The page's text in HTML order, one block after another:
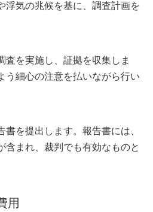
浮気の兆候を基に、調査計画を
査を実施し、証拠を収集しま
う細心の注意を払いながら行い
を提出します。報告書には、
含まれ、裁判でも有効なものと
用